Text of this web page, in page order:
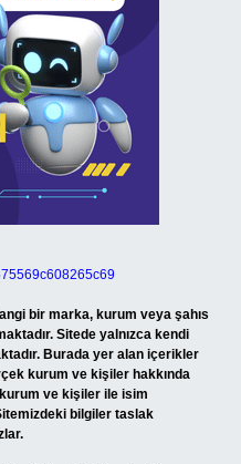
bir marka, kurum veya şahıs
Sitede yalnızca kendi
Burada yer alan içerikler
kurum ve kişiler hakkında
ve kişiler ile isim
bilgiler taslak